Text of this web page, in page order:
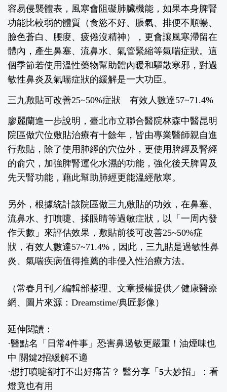
容易侵襲體表，風寒會阻礙肺臟機能，如果本身脾腎
功能比較弱的體質（食慾不好、脹氣、排便不順暢、
臉色蒼白、腰痠、疲倦沒精神），更會讓風寒滯留在
體內，產生鼻塞、流鼻水、氣管緊縮等氣喘症狀。這
個季節若使用溫性藥物幫助體內暖和驅散寒邪，對過
敏性鼻炎及氣喘症狀的緩解是一大功臣。
三九敷貼可改善25~50%症狀 有效人數達57~71.4%
廖麗蘭進一步說明，臺北市立聯合醫院林森中醫昆明
院區做穴位敷貼治療有十餘年，皆由專業醫師親自進
行敷貼，除了使用肺經的穴位外，更使用脾經及腎經
的俞穴，加強脾腎運化水濕的功能，強化後天脾胃及
先天腎功能，藉此幫助肺經更能溫經散寒。
另外，根據統計該院區做三九敷貼的功效，在鼻塞、
流鼻水、打噴嚏、揉眼睛等過敏症狀，以「一周內發
作天數」來評估效果，敷貼前後可改善25~50%症
狀，有效人數達57~71.4%，因此，三九貼是過敏性鼻
炎、氣喘疾病值得推薦的非侵入性治療方法。
（常春月刊／編輯部整理、文章授權提供／健康醫療
網、圖片來源：Dreamstime/典匠影像）
延伸閱讀：
·醫點名「日常4件事」恐害鼻過敏更嚴重！油煙味也
中 關鍵2招緩解不適
·想打噴嚏卻打不出好痛苦？ 醫分享「5大妙招」：看
燈竟也有用